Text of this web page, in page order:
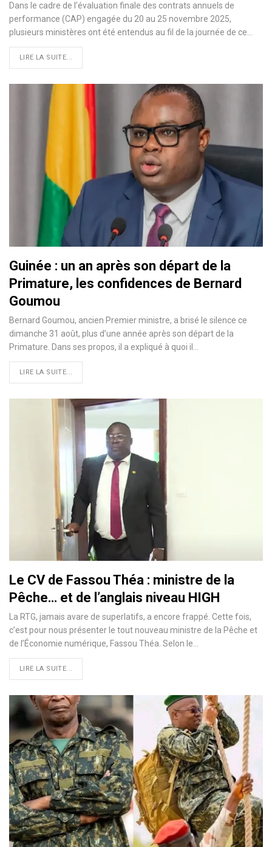
Dans le cadre de l’évaluation finale des contrats annuels de
performance (CAP) engagée du 20 au 25 novembre 2025,
plusieurs ministères ont été entendus au fil de la journée de ce…
LIRE LA SUITE...
Guinée : un an après son départ de la
Primature, les confidences de Bernard
Goumou
Bernard Goumou, ancien Premier ministre, a brisé le silence ce
dimanche 31 août, plus d’une année après son départ de la
Primature. Dans ses propos, il a expliqué à quoi il…
LIRE LA SUITE...
Le CV de Fassou Théa : ministre de la
Pêche… et de l’anglais niveau HIGH
La RTG, jamais avare de superlatifs, a encore frappé. Cette fois,
c’est pour nous présenter le tout nouveau ministre de la Pêche et
de l’Économie numérique, Fassou Théa. Selon le…
LIRE LA SUITE...